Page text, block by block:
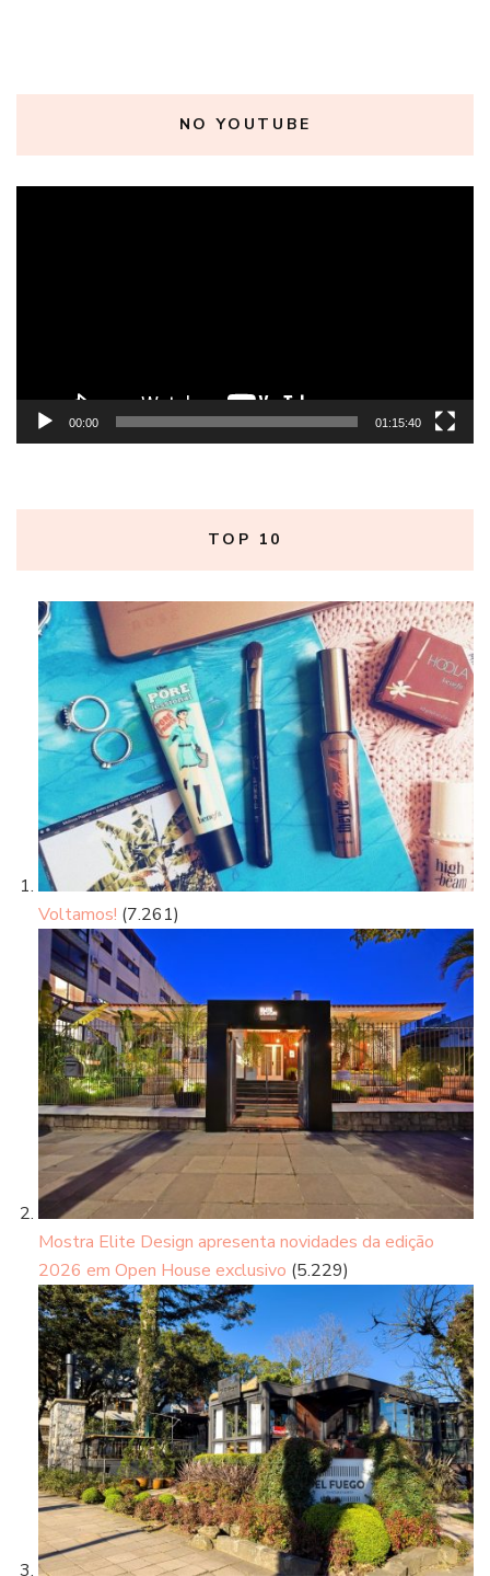
NO YOUTUBE
00:00 01:15:40
TOP 10
Voltamos! (7.261)
Mostra Elite Design apresenta novidades da edição
2026 em Open House exclusivo (5.229)